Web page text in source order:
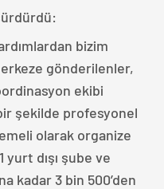
bizim
gönderilenler,
ekibi
şekilde profesyonel
olarak organize
yurt dışı şube ve
kadar 3 bin 500’den